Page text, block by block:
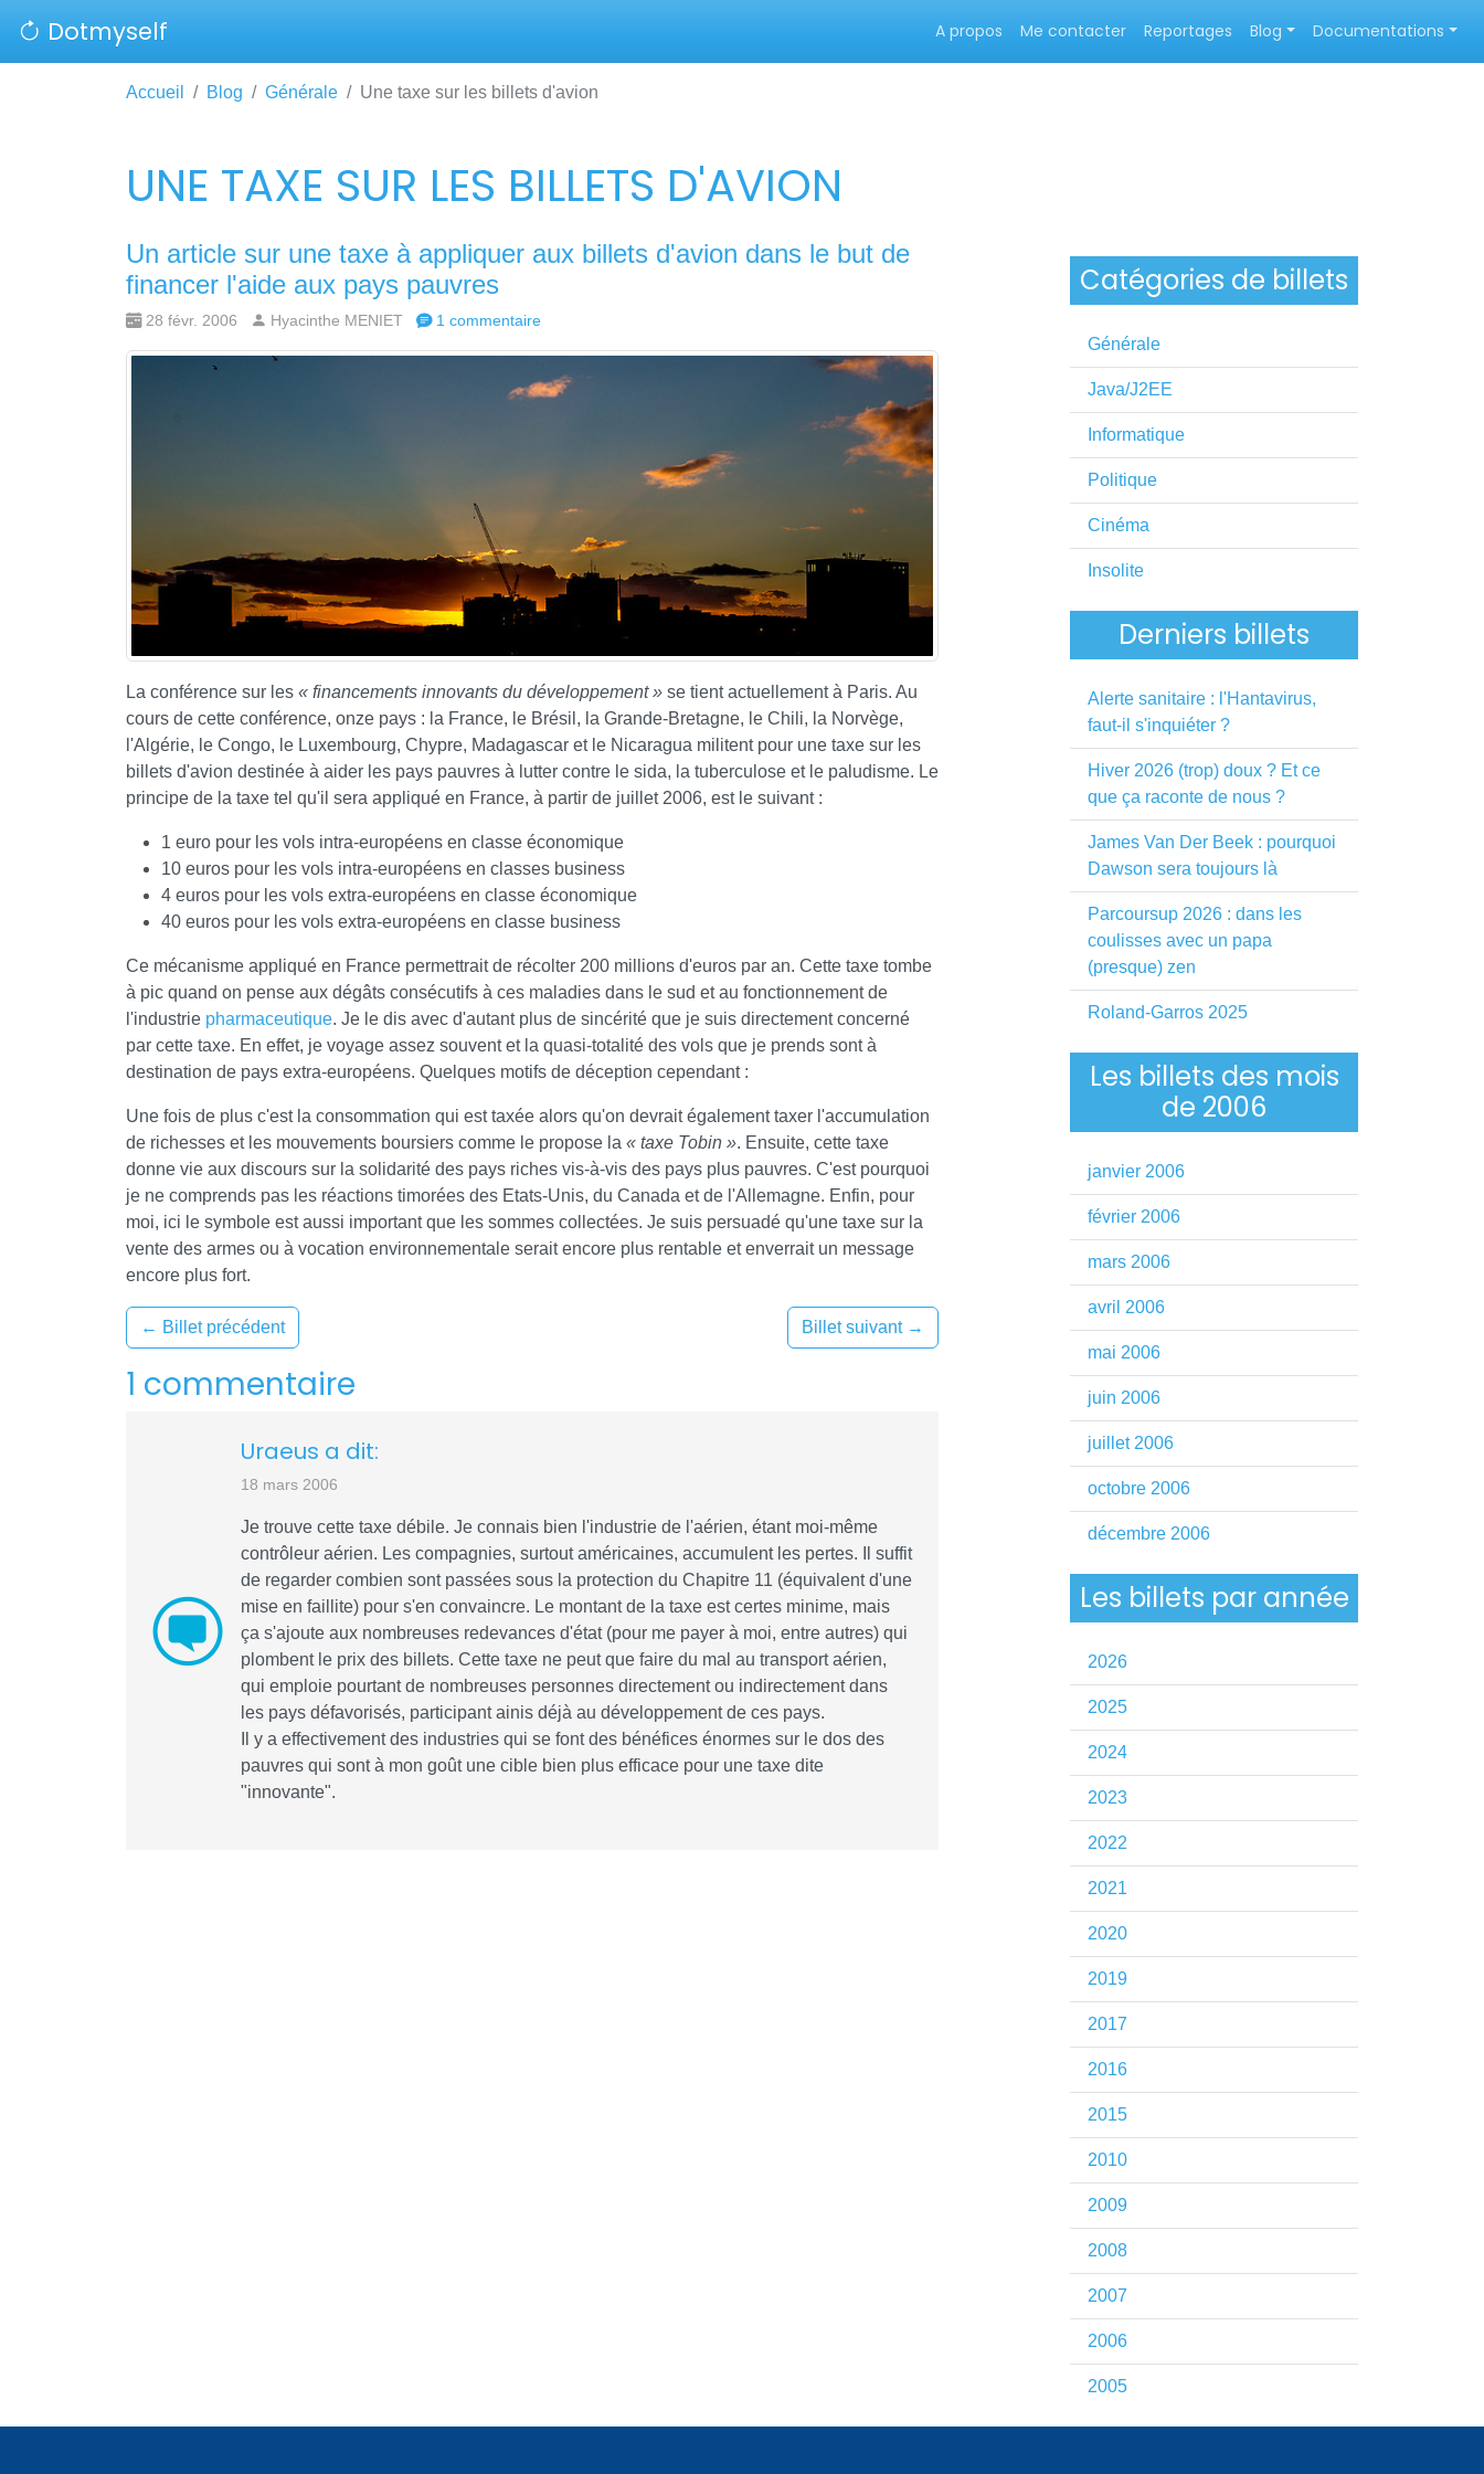
Dotmyself A propos Me contacter Reportages Blog Documentations
Accueil Blog Générale Une taxe sur les billets d'avion
UNE TAXE SUR LES BILLETS D'AVION
Un article sur une taxe à appliquer aux billets d'avion dans le but de
financer l'aide aux pays pauvres
28 févr. 2006 Hyacinthe MENIET 1 commentaire
La conférence sur les « financements innovants du développement » se tient actuellement à Paris. Au
cours de cette conférence, onze pays : la France, le Brésil, la Grande-Bretagne, le Chili, la Norvège,
l'Algérie, le Congo, le Luxembourg, Chypre, Madagascar et le Nicaragua militent pour une taxe sur les
billets d'avion destinée à aider les pays pauvres à lutter contre le sida, la tuberculose et le paludisme. Le
principe de la taxe tel qu'il sera appliqué en France, à partir de juillet 2006, est le suivant :
1 euro pour les vols intra-européens en classe économique
10 euros pour les vols intra-européens en classes business
4 euros pour les vols extra-européens en classe économique
40 euros pour les vols extra-européens en classe business
Ce mécanisme appliqué en France permettrait de récolter 200 millions d'euros par an. Cette taxe tombe
à pic quand on pense aux dégâts consécutifs à ces maladies dans le sud et au fonctionnement de
l'industrie pharmaceutique. Je le dis avec d'autant plus de sincérité que je suis directement concerné
par cette taxe. En effet, je voyage assez souvent et la quasi-totalité des vols que je prends sont à
destination de pays extra-européens. Quelques motifs de déception cependant :
Une fois de plus c'est la consommation qui est taxée alors qu'on devrait également taxer l'accumulation
de richesses et les mouvements boursiers comme le propose la « taxe Tobin ». Ensuite, cette taxe
donne vie aux discours sur la solidarité des pays riches vis-à-vis des pays plus pauvres. C'est pourquoi
je ne comprends pas les réactions timorées des Etats-Unis, du Canada et de l'Allemagne. Enfin, pour
moi, ici le symbole est aussi important que les sommes collectées. Je suis persuadé qu'une taxe sur la
vente des armes ou à vocation environnementale serait encore plus rentable et enverrait un message
encore plus fort.
← Billet précédent Billet suivant →
1 commentaire
Uraeus a dit:
18 mars 2006
Je trouve cette taxe débile. Je connais bien l'industrie de l'aérien, étant moi-même
contrôleur aérien. Les compagnies, surtout américaines, accumulent les pertes. Il suffit
de regarder combien sont passées sous la protection du Chapitre 11 (équivalent d'une
mise en faillite) pour s'en convaincre. Le montant de la taxe est certes minime, mais
ça s'ajoute aux nombreuses redevances d'état (pour me payer à moi, entre autres) qui
plombent le prix des billets. Cette taxe ne peut que faire du mal au transport aérien,
qui emploie pourtant de nombreuses personnes directement ou indirectement dans
les pays défavorisés, participant ainis déjà au développement de ces pays.
Il y a effectivement des industries qui se font des bénéfices énormes sur le dos des
pauvres qui sont à mon goût une cible bien plus efficace pour une taxe dite
"innovante".
Catégories de billets
Générale
Java/J2EE
Informatique
Politique
Cinéma
Insolite
Derniers billets
Alerte sanitaire : l'Hantavirus,
faut-il s'inquiéter ?
Hiver 2026 (trop) doux ? Et ce
que ça raconte de nous ?
James Van Der Beek : pourquoi
Dawson sera toujours là
Parcoursup 2026 : dans les
coulisses avec un papa
(presque) zen
Roland-Garros 2025
Les billets des mois
de 2006
janvier 2006
février 2006
mars 2006
avril 2006
mai 2006
juin 2006
juillet 2006
octobre 2006
décembre 2006
Les billets par année
2026
2025
2024
2023
2022
2021
2020
2019
2017
2016
2015
2010
2009
2008
2007
2006
2005